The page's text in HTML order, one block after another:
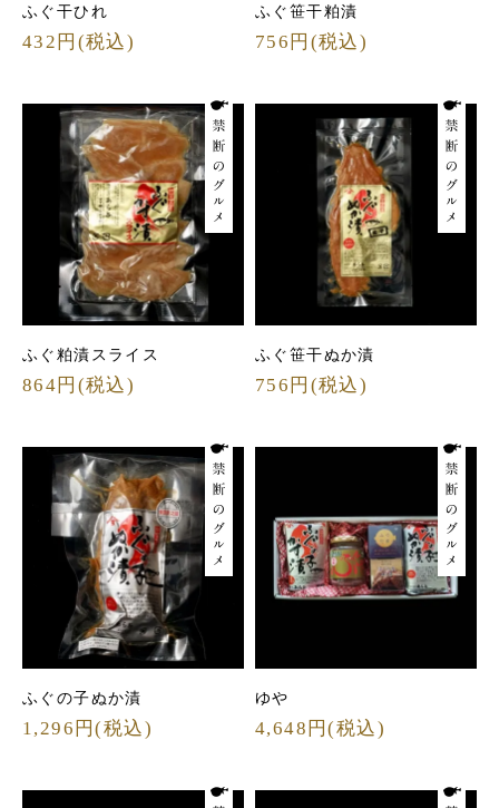
ふぐ干ひれ
432円(税込)
ふぐ笹干粕漬
756円(税込)
ふぐ粕漬スライス
864円(税込)
ふぐ笹干ぬか漬
756円(税込)
ふぐの子ぬか漬
1,296円(税込)
ゆや
4,648円(税込)